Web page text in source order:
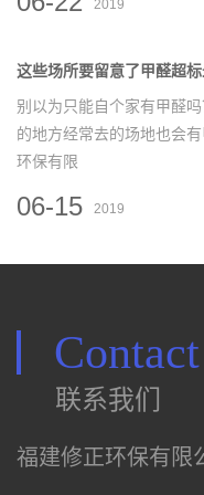
2019
这些场所要留意了甲醛超
别以为只能自个家有甲醛
的地方经常去的场地也会
环保有限
06-15 2019
联系我们
福建修正环保有限